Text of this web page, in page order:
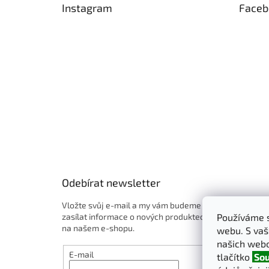
Používáme
webu. S
našich
tlačítko
Instagram
Odebírat newsletter
Vložte svůj e-mail a my vám budeme
zasílat informace o nových produktech
na našem e-shopu.
E-mail